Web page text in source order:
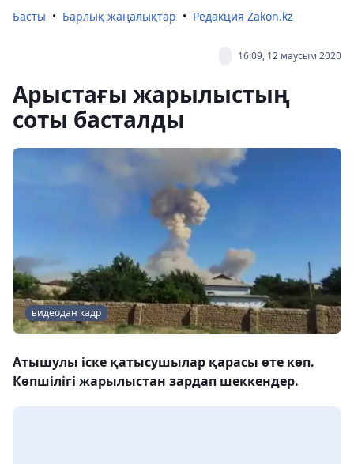
Басты Барлық жаңалықтар Редакция Zakon.kz
16:09, 12 маусым 2020
Арыстағы жарылыстың
соты басталды
видеодан кадр
Атышулы іске қатысушылар қарасы өте көп.
Көпшілігі жарылыстан зардап шеккендер.